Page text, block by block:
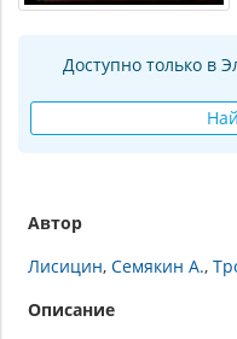
Доступно только в
Автор
Лисицин Семякин А.
Описание